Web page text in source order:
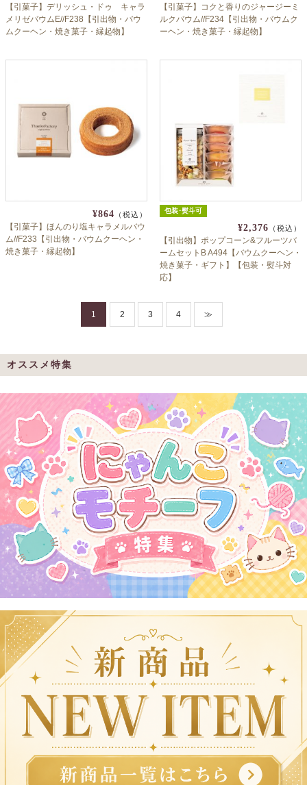
【引菓子】デリッシュ・ドゥ キャラ
メリゼバウムE//F238【引出物・バウ
ムクーヘン・焼き菓子・縁起物】
【引菓子】コクと香りのジャージーミ
ルクバウム//F234【引出物・バウムク
ーヘン・焼き菓子・縁起物】
¥864 （税込）
【引菓子】ほんのり塩キャラメルバウ
ム//F233【引出物・バウムクーヘン・
焼き菓子・縁起物】
包装･熨斗可
¥2,376 （税込）
【引出物】ポップコーン&フルーツバ
ームセットB A494【バウムクーヘン・
焼き菓子・ギフト】【包装・熨斗対
応】
1 2 3 4 ≫
オススメ特集